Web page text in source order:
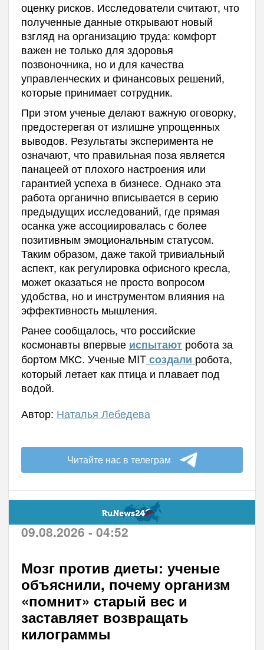
оценку рисков. Исследователи считают, что
полученные данные открывают новый
взгляд на организацию труда: комфорт
важен не только для здоровья
позвоночника, но и для качества
управленческих и финансовых решений,
которые принимает сотрудник.
При этом ученые делают важную оговорку,
предостерегая от излишне упрощенных
выводов. Результаты эксперимента не
означают, что правильная поза является
панацеей от плохого настроения или
гарантией успеха в бизнесе. Однако эта
работа органично вписывается в серию
предыдущих исследований, где прямая
осанка уже ассоциировалась с более
позитивным эмоциональным статусом.
Таким образом, даже такой тривиальный
аспект, как регулировка офисного кресла,
может оказаться не просто вопросом
удобства, но и инструментом влияния на
эффективность мышления.
Ранее сообщалось, что российские
космонавты впервые испытают робота за
бортом МКС. Ученые MITсоздали робота,
который летает как птица и плавает под
водой.
Автор: Наталья Лебедева
Читайте нас в телеграм
09.08.2026 - 04:52
Мозг против диеты: ученые
объяснили, почему организм
«помнит» старый вес и
заставляет возвращать
килограммы